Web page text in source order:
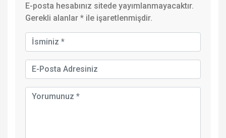
E-posta hesabınız sitede yayımlanmayacaktır.
Gerekli alanlar * ile işaretlenmişdir.